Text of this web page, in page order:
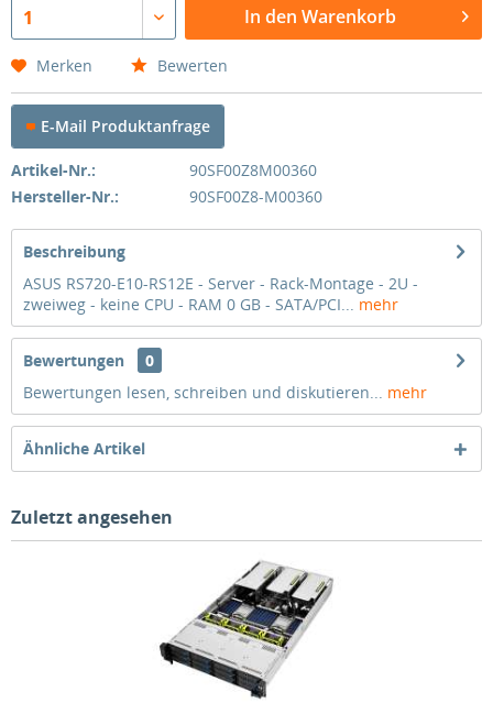
1 In den Warenkorb
Merken Bewerten
E-Mail Produktanfrage
Artikel-Nr.:
90SF00Z8M00360
Hersteller-Nr.:
90SF00Z8-M00360
Beschreibung
ASUS RS720-E10-RS12E - Server - Rack-Montage - 2U -
zweiweg - keine CPU - RAM 0 GB - SATA/PCI... mehr
Bewertungen
0
Bewertungen lesen, schreiben und diskutieren... mehr
Ähnliche Artikel
Zuletzt angesehen